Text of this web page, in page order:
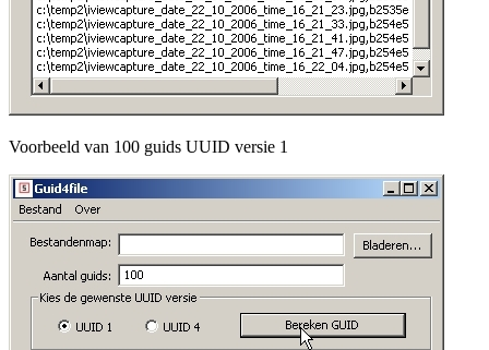
Voorbeeld van 100 guids UUID versie 1